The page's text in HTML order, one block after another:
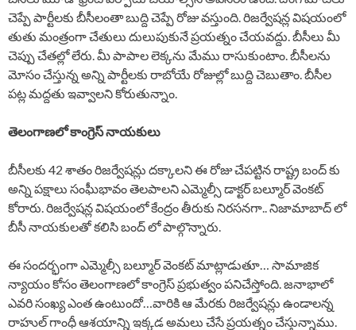
చెప్పే పార్టీలకు బీసీలంతా బుద్ది చెప్పే రోజు వస్తుంది. రిజర్వేషన్ల విషయంలో
తుతు మంత్రంగా చేతులు దులుపుకునే ప్రయత్నం చేయవద్దు. బీసీలు మీ
చెప్పు చేతల్లో లేరు. మీ పాపాల లెక్కను మేము రాసుకుంటాం. బీసీలను
మోసం చేస్తున్న అన్ని పార్టీలకు రాబోయే రోజుల్లో బుద్ది చెబుతాం. బీసీల
పట్ల మద్దతు ఇవ్వాలని కోరుతున్నాం.
తెలంగాణలో కాంగ్రెస్ నాయకులు
బీసీలకు 42 శాతం రిజర్వేషన్లు దక్కాలని ఈ రోజు చేపట్టిన రాష్ట్ర బంద్ కు
అన్ని పక్షాలు సంఘీభావం తెలపాలని ఎమ్మెల్సీ డాక్టర్ బల్మూర్ వెంకట్
కోరారు. రిజర్వేషన్ల విషయంలో కేంద్రం తీరుకు నిరసనగా.. నిజామాబాద్ లో
బీసీ నాయకులతో కలిసి బంద్ లో పాల్గొన్నారు.
ఈ సందర్భంగా ఎమ్మెల్సీ బల్మూర్ వెంకట్ మాట్లాడుతూ… సామాజిక
న్యాయం కోసం తెలంగాణలో కాంగ్రెస్ ప్రభుత్వం పనిచేస్తోంది. జనాభాలో
ఎవరి సంఖ్య ఎంత ఉంటుందో…వారికి ఆ మేరకు రిజర్వేషన్లు ఉండాలన్న
రాహుల్ గాంధీ ఆశయాన్ని ఇక్కడ అమలు చేసే ప్రయత్నం చేస్తున్నాము.